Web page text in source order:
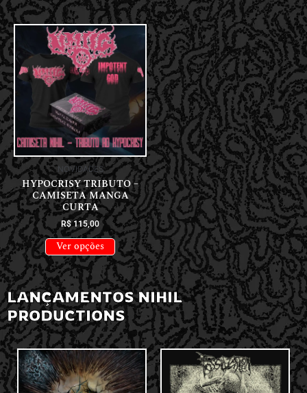
NOVIDADES
HYPOCRISY TRIBUTO –
CAMISETA MANGA
CURTA
R$115,00
Ver opções
LANÇAMENTOS NIHIL
PRODUCTIONS